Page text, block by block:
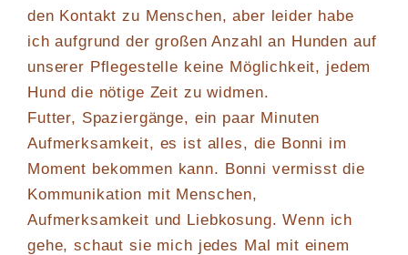
den Kontakt zu Menschen, aber leider habe
ich aufgrund der großen Anzahl an Hunden auf
unserer Pflegestelle keine Möglichkeit, jedem
Hund die nötige Zeit zu widmen.
Futter, Spaziergänge, ein paar Minuten
Aufmerksamkeit, es ist alles, die Bonni im
Moment bekommen kann. Bonni vermisst die
Kommunikation mit Menschen,
Aufmerksamkeit und Liebkosung. Wenn ich
gehe, schaut sie mich jedes Mal mit einem